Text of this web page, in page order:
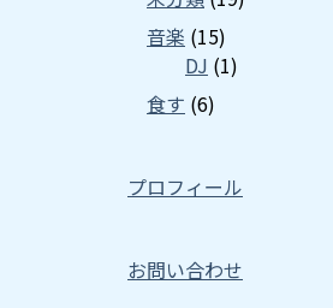
音楽 (15)
DJ (1)
食す (6)
プロフィール
お問い合わせ